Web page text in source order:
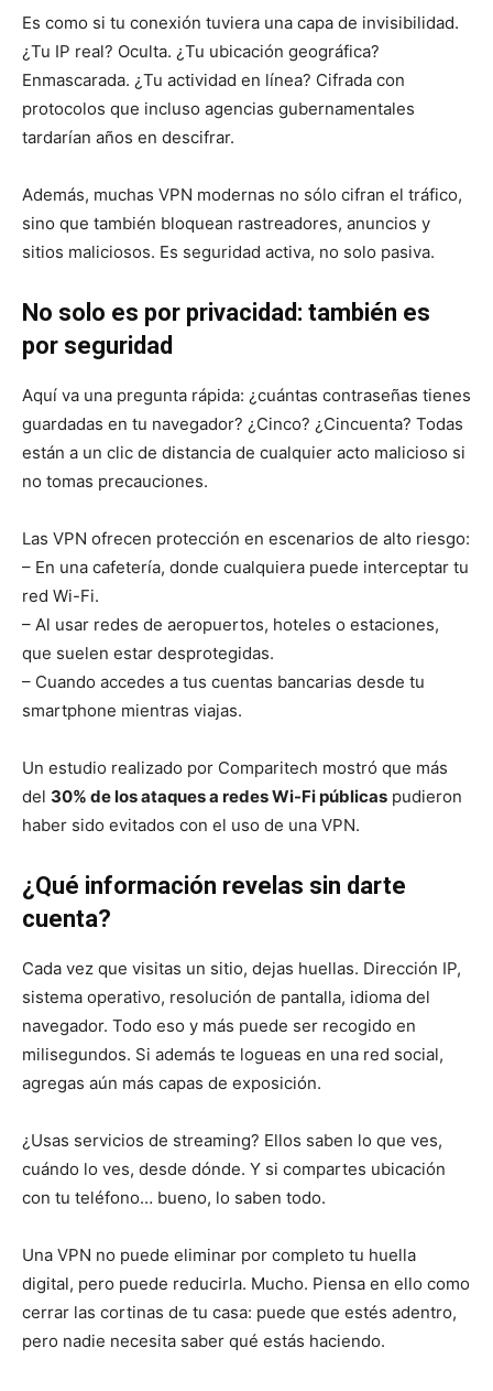
Es como si tu conexión tuviera una capa de invisibilidad.
¿Tu IP real? Oculta. ¿Tu ubicación geográfica?
Enmascarada. ¿Tu actividad en línea? Cifrada con
protocolos que incluso agencias gubernamentales
tardarían años en descifrar.
Además, muchas VPN modernas no sólo cifran el tráfico,
sino que también bloquean rastreadores, anuncios y
sitios maliciosos. Es seguridad activa, no solo pasiva.
No solo es por privacidad: también es
por seguridad
Aquí va una pregunta rápida: ¿cuántas contraseñas tienes
guardadas en tu navegador? ¿Cinco? ¿Cincuenta? Todas
están a un clic de distancia de cualquier acto malicioso si
no tomas precauciones.
Las VPN ofrecen protección en escenarios de alto riesgo:
– En una cafetería, donde cualquiera puede interceptar tu
red Wi-Fi.
– Al usar redes de aeropuertos, hoteles o estaciones,
que suelen estar desprotegidas.
– Cuando accedes a tus cuentas bancarias desde tu
smartphone mientras viajas.
Un estudio realizado por Comparitech mostró que más
del 30% de los ataques a redes Wi-Fi públicas pudieron
haber sido evitados con el uso de una VPN.
¿Qué información revelas sin darte
cuenta?
Cada vez que visitas un sitio, dejas huellas. Dirección IP,
sistema operativo, resolución de pantalla, idioma del
navegador. Todo eso y más puede ser recogido en
milisegundos. Si además te logueas en una red social,
agregas aún más capas de exposición.
¿Usas servicios de streaming? Ellos saben lo que ves,
cuándo lo ves, desde dónde. Y si compartes ubicación
con tu teléfono… bueno, lo saben todo.
Una VPN no puede eliminar por completo tu huella
digital, pero puede reducirla. Mucho. Piensa en ello como
cerrar las cortinas de tu casa: puede que estés adentro,
pero nadie necesita saber qué estás haciendo.